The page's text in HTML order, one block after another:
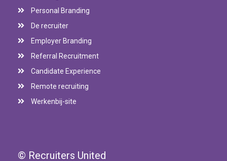
Personal Branding
De recruiter
Employer Branding
Referral Recruitment
Candidate Experience
Remote recruiting
Werkenbij-site
© Recruiters United